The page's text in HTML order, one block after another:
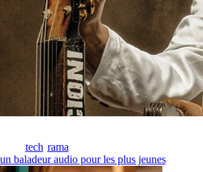
tech rama
baladeur audio pour les plus jeunes